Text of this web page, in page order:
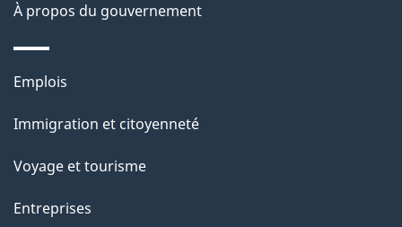
n
s
u
r
c
t
t
À propos du gouvernement
Thèmes
sujets
Emplois
Immigration et citoyenneté
Voyage et tourisme
Entreprises